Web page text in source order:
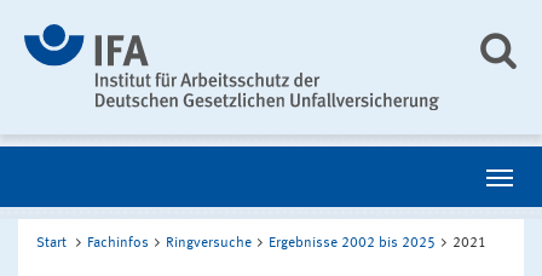
Start Fachinfos Ringversuche Ergebnisse 2002 bis 2025 2021